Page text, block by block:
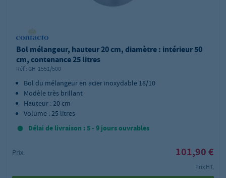
Bol mélangeur, hauteur 20 cm, diamètre : intérieur 50
cm, contenance 25 litres
Réf.: GH-1551/500
Bol du mélangeur en acier inoxydable 18/10
Modèle très brillant
Hauteur : 20 cm
Volume : 25 litres
Délai de livraison : 5 - 9 jours ouvrables
Prix: 101,90 €
Prix HT,